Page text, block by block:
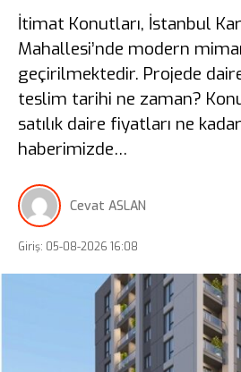
İtimat Konutları, İstanbul
Mahallesi’nde modern
geçirilmektedir. Projede
teslim tarihi ne zaman?
satılık daire fiyatları ne
haberimizde…
Cevat ASLAN
Giriş: 05-08-2026 16:08